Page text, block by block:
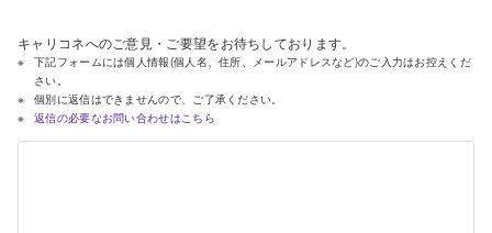
キャリコネへのご意見・ご要望をお待ちしております。
下記フォームには個人情報(個人名、住所、メールアドレスなど)のご入力はお控えくだ
さい。
個別に返信はできませんので、ご了承ください。
返信の必要なお問い合わせはこちら